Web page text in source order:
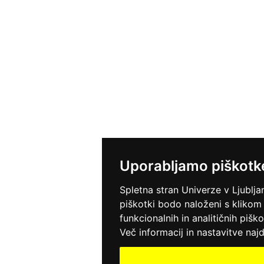
Uporabljamo
Spletna stran Univerze v
piškotki bodo naloženi s
funkcionalnih in analitičnih
Več informacij in nastavitve